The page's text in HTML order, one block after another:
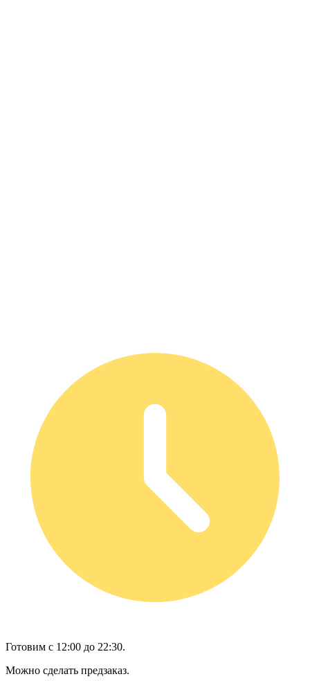
Готовим с 12:00 до 22:30.
Можно сделать предзаказ.